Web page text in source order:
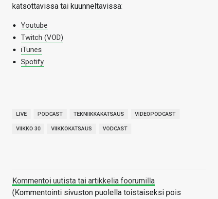
katsottavissa tai kuunneltavissa:
Youtube
Twitch (VOD)
iTunes
Spotify
LIVE PODCAST TEKNIIKKAKATSAUS VIDEOPODCAST
VIIKKO 30 VIIKKOKATSAUS VODCAST
Kommentoi uutista tai artikkelia foorumilla
(Kommentointi sivuston puolella toistaiseksi pois